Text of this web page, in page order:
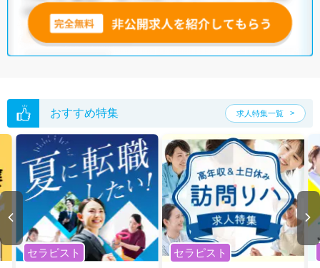
おすすめ特集 求人特集一覧
セラピスト セラピスト